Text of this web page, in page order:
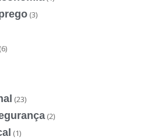
(3)
(6)
(23)
(2)
(1)